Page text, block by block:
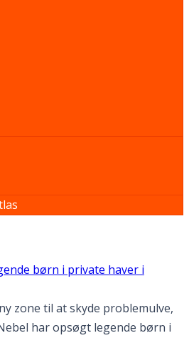
børn i private haver i
zone til at skyde problemulve,
har opsøgt legende børn i